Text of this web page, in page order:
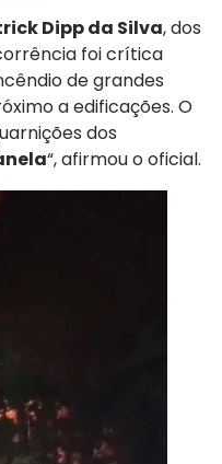
Dipp da Silva, dos
foi crítica
de grandes
a edificações. O
dos
“, afirmou o oficial.